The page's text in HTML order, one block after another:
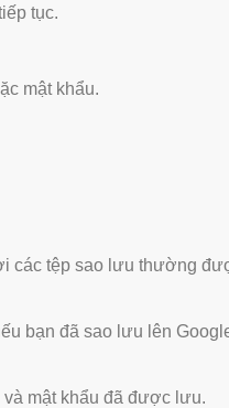
tục.
mật khẩu.
các tệp sao lưu thường
bạn đã sao lưu lên
và mật khẩu đã được lưu.